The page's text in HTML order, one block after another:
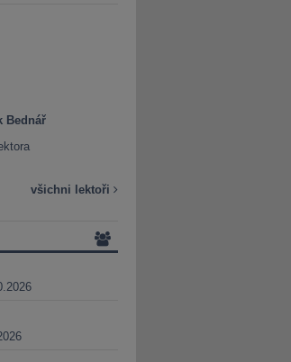
Bednář
všichni lektoři